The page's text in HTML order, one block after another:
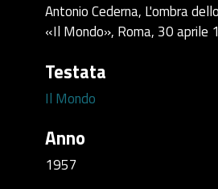
Antonio Cederna, L'ombra
«Il Mondo», Roma, 30 aprile
Testata
Il Mondo
Anno
1957